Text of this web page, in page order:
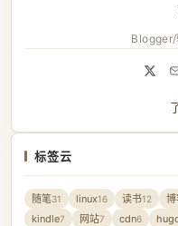
Blogger/
标签云
随笔31 linux16 读书12
kindle7 网站7 cdn6